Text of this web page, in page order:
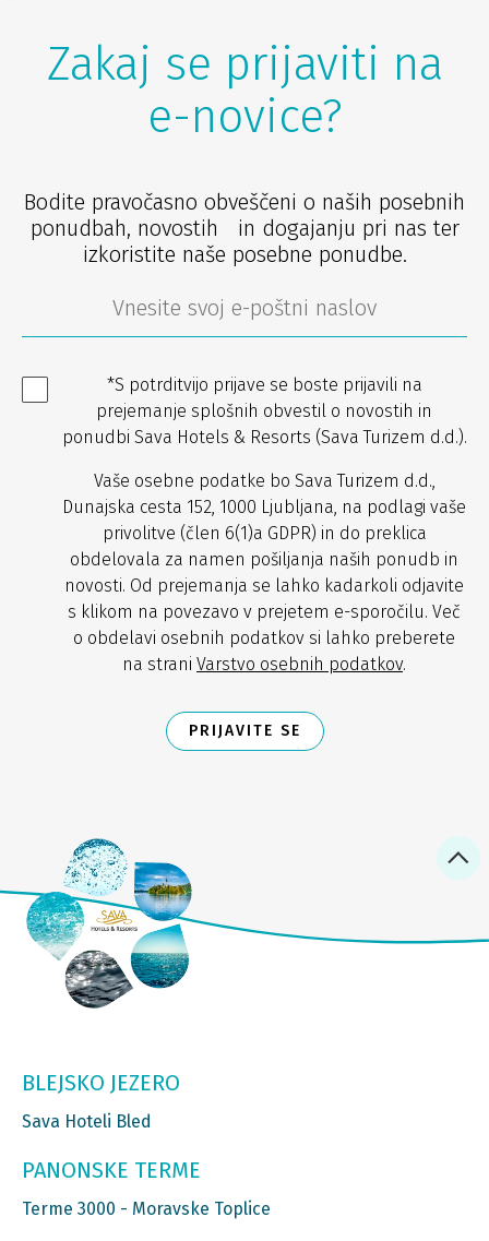
Zakaj se prijaviti na
e-novice?
Bodite pravočasno obveščeni o naših posebnih
ponudbah, novostih in dogajanju pri nas ter
izkoristite naše posebne ponudbe.
*S potrditvijo prijave se boste prijavili na
prejemanje splošnih obvestil o novostih in
ponudbi Sava Hotels & Resorts (Sava Turizem d.d.).
Vaše osebne podatke bo Sava Turizem d.d.,
Dunajska cesta 152, 1000 Ljubljana, na podlagi vaše
privolitve (člen 6(1)a GDPR) in do preklica
obdelovala za namen pošiljanja naših ponudb in
novosti. Od prejemanja se lahko kadarkoli odjavite
s klikom na povezavo v prejetem e-sporočilu. Več
o obdelavi osebnih podatkov si lahko preberete
na strani Varstvo osebnih podatkov.
PRIJAVITE SE
BLEJSKO JEZERO
Sava Hoteli Bled
PANONSKE TERME
Terme 3000 - Moravske Toplice